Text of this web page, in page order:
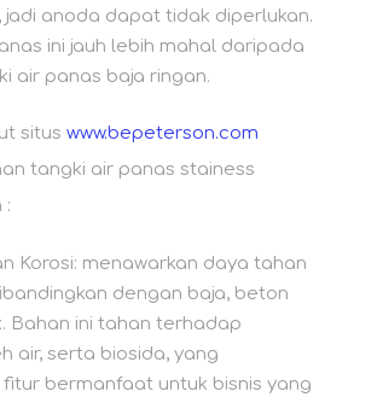
jadi anoda dapat tidak diperlukan.
ini jauh lebih mahal daripada
air panas baja ringan.
situs www.bepeterson.com
tangki air panas stainess
:
Korosi: menawarkan daya tahan
dengan baja, beton
Bahan ini tahan terhadap
air, serta biosida, yang
bermanfaat untuk bisnis yang